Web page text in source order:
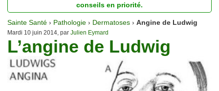
Homéopathie
Nutrition
Pathologie
Psychologie
conseils en priorité.
Sainte Santé › Pathologie › Dermatoses › Angine de Ludwig
Mardi 10 juin 2014, par Julien Eymard
L’angine de Ludwig